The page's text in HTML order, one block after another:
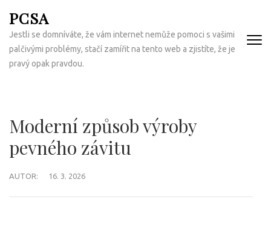
na
obsah
(Enter)
PCSA
Jestli se domníváte, že vám internet nemůže pomoci s vašimi
palčivými problémy, stačí zamířit na tento web a zjistíte, že je
pravý opak pravdou.
Moderní způsob výroby
pevného závitu
AUTOR: 16. 3. 2026